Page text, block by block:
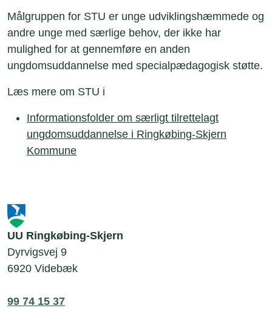
Målgruppen for STU er unge udviklingshæmmede og
andre unge med særlige behov, der ikke har
mulighed for at gennemføre en anden
ungdomsuddannelse med specialpædagogisk støtte.
Læs mere om STU i
Informationsfolder om særligt tilrettelagt
ungdomsuddannelse i Ringkøbing-Skjern
Kommune
UU Ringkøbing-Skjern
Dyrvigsvej 9
6920 Videbæk
99 74 15 37